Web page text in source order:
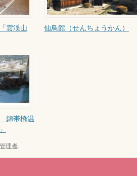
雲渓山
仙鳥館（せんちょうかん）
錦帯橋温
管理者